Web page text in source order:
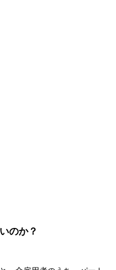
のか？